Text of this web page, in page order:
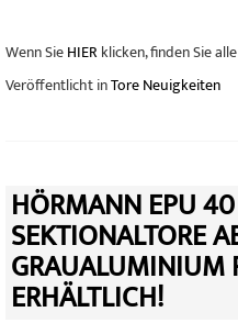
Wenn SieHIER klicken, finden Sie
Veröffentlicht inTore Neuigkeiten
HÖRMANN EPU
SEKTIONALTORE
GRAUALUMINIUM
ERHÄLTLICH!